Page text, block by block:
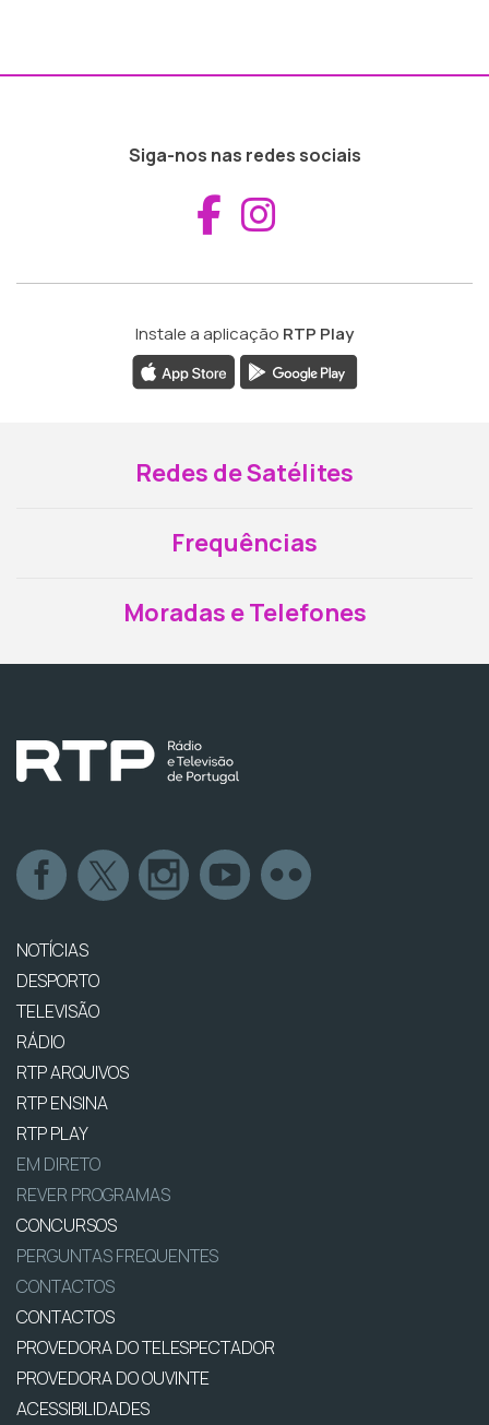
Siga-nos nas redes sociais
Aceder ao
Instale a aplicação RTP Play
Redes de Satélites
Frequências
Moradas e Telefones
NOTÍCIAS
DESPORTO
TELEVISÃO
RÁDIO
RTP ARQUIVOS
RTP ENSINA
RTP PLAY
EM DIRETO
REVER PROGRAMAS
CONCURSOS
PERGUNTAS FREQUENTES
CONTACTOS
CONTACTOS
PROVEDORA DO TELESPECTADOR
PROVEDORA DO OUVINTE
ACESSIBILIDADES